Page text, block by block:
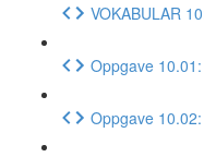
VOKABULAR
Oppgave
Oppgave